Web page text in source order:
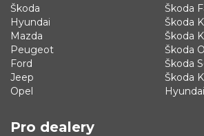
Škoda
Hyundai
Mazda
Peugeot
Ford
Jeep
Opel
Škoda
Škoda
Škoda
Škoda
Škoda
Škoda
Pro dealery